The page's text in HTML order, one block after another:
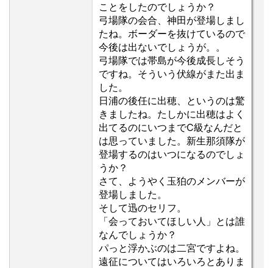
ことをしたのでしょうか？
弓場隊の会合、神田が登場しまし
たね。ボーダーを抜けているので
今後は出ないでしょうが。。
弓場隊では帯島が今後成長しそう
ですね。そういう伏線がまた出ま
した。
日浦の後任に出穂、というのは驚
きましたね。たしかに出穂はよく
出てるのにいつまでC級なんだと
は思っていました。新生那須隊が
登場するのはいつになるのでしょ
うか？
さて、ようやく玉狛のメンバーが
登場しました。
そして迅のセリフ。
「会っておいてほしい人」とは誰
なんでしょうか？
パっと浮かぶのは二宮ですよね。
遠征についてはいろいろとありま